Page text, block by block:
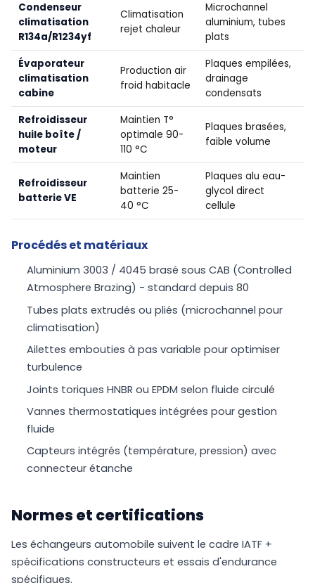
Condenseur
climatisation
R134a/R1234yf
Climatisation
rejet chaleur
Microchannel
aluminium, tubes
plats
Évaporateur
climatisation
cabine
Production air
froid habitacle
Plaques empilées,
drainage
condensats
Refroidisseur
huile boîte /
moteur
Maintien T°
optimale 90-
110 °C
Plaques brasées,
faible volume
Refroidisseur
batterie VE
Maintien
batterie 25-
40 °C
Plaques alu eau-
glycol direct
cellule
Procédés et matériaux
Aluminium 3003 / 4045 brasé sous CAB (Controlled
Atmosphere Brazing) - standard depuis 80
Tubes plats extrudés ou pliés (microchannel pour
climatisation)
Ailettes embouties à pas variable pour optimiser
turbulence
Joints toriques HNBR ou EPDM selon fluide circulé
Vannes thermostatiques intégrées pour gestion
fluide
Capteurs intégrés (température, pression) avec
connecteur étanche
Normes et certifications
Les échangeurs automobile suivent le cadre IATF +
spécifications constructeurs et essais d'endurance
spécifiques.